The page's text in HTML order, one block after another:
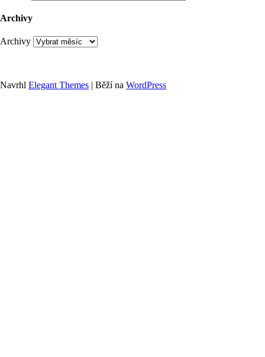
Archivy
Archivy
Navrhl Elegant Themes | Běží na WordPress